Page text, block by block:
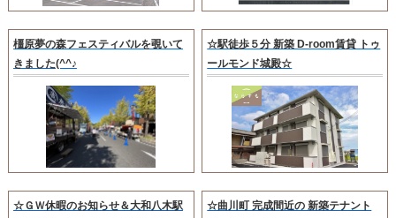
橿原夢の森フェスティバルを覗いて
きました(^^♪
☆駅徒歩５分 新築 D-room賃貸 トゥ
ールモンド城殿☆
☆ＧＷ休暇のお知らせ＆大和八木駅
☆曲川町 完成間近の 新築テナント